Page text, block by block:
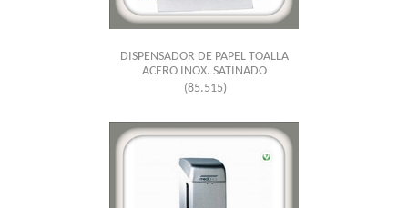
DISPENSADOR DE PAPEL TOALLA
ACERO INOX. SATINADO
(85.515)